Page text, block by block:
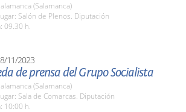
(Salamanca)
Salón de Plenos. Diputación
09.30 h.
11/2023
de prensa del Grupo Socialista
(Salamanca)
Sala de Comarcas. Diputación
10:00 h.